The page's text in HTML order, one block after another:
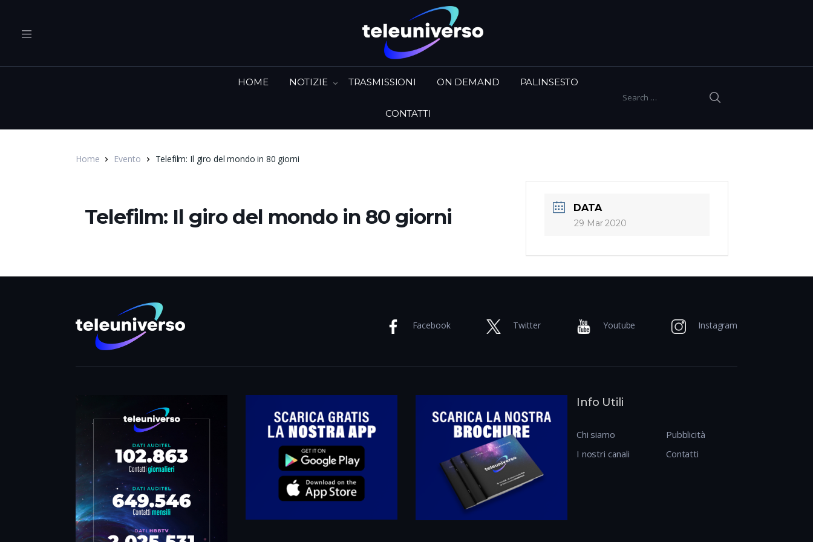
Search for:
HOME NOTIZIE TRASMISSIONI ON DEMAND PALINSESTO
CONTATTI
Home Evento Telefilm: Il giro del mondo in 80 giorni
Telefilm: Il giro del mondo in 80 giorni DATA
29 Mar 2020
Facebook Twitter Youtube Instagram
Info Utili
Chi siamo
I nostri canali
Pubblicità
Contatti